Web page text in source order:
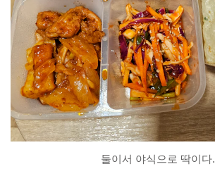
둘이서 야식으로 딱이다.